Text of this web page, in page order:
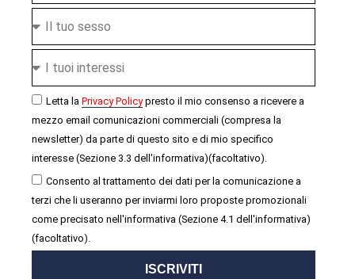
Letta la Privacy Policypresto il mio consenso a ricevere a
mezzo email comunicazioni commerciali (compresa la
newsletter) da parte di questo sito e di mio specifico
interesse (Sezione 3.3 dell'informativa)(facoltativo).
Consento al trattamento dei dati per la comunicazione a
terzi che li useranno per inviarmi loro proposte promozionali
come precisato nell'informativa (Sezione 4.1 dell'informativa)
(facoltativo).
ISCRIVITI